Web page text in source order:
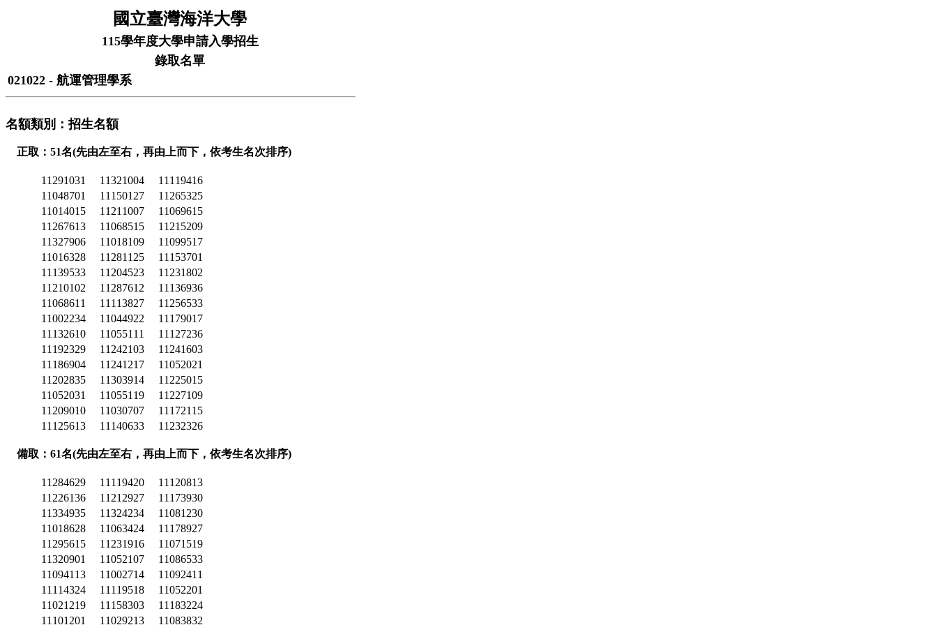
國立臺灣海洋大學
115學年度大學申請入學招生
錄取名單
021022 - 航運管理學系
名額類別：招生名額
正取：51名(先由左至右，再由上而下，依考生名次排序)
11291031 11321004
11119416
11048701
11150127
11265325
11014015
11211007
11069615
11267613
11068515
11215209
11327906
11018109
11099517
11016328
11281125
11153701
11139533
11204523
11231802
11210102
11287612
11136936
11068611
11113827
11256533
11002234
11044922
11179017
11132610
11055111
11127236
11192329
11242103
11241603
11186904
11241217
11052021
11202835
11303914
11225015
11052031
11055119
11227109
11209010
11030707
11172115
11125613
11140633 11232326
備取：61名(先由左至右，再由上而下，依考生名次排序)
11284629 11119420
11120813
11226136
11212927
11173930
11334935
11324234
11081230
11018628
11063424
11178927
11295615
11231916
11071519
11320901
11052107
11086533
11094113
11002714
11092411
11114324
11119518
11052201
11021219
11158303
11183224
11101201
11029213 11083832